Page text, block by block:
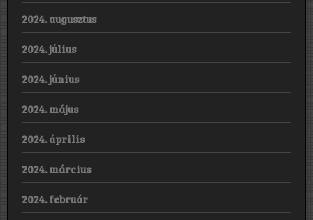
2024. augusztus
2024. július
2024. június
2024. május
2024. április
2024. március
2024. február